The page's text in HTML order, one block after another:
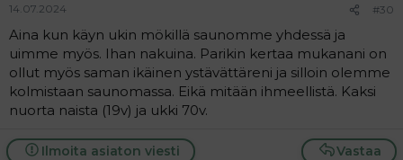
14.07.2024 #30
Aina kun käyn ukin mökillä saunomme yhdessä ja
uimme myös. Ihan nakuina. Parikin kertaa mukanani on
ollut myös saman ikäinen ystävättäreni ja silloin olemme
kolmistaan saunomassa. Eikä mitään ihmeellistä. Kaksi
nuorta naista (19v) ja ukki 70v.
Vastaa
Ilmoita asiaton viesti